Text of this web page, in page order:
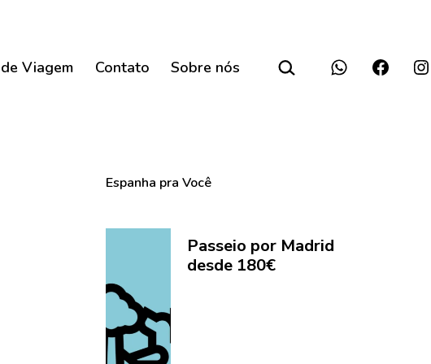
Viagem Contato Sobre nós Pesquisar…
Espanha pra Você
Passeio por Madrid
desde 180€